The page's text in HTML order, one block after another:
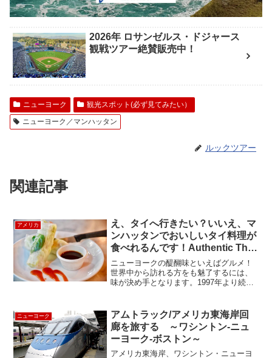
2026年 ロサンゼルス・ドジャース
観戦ツアー絶賛販売中！
ニューヨーク
観光スポット(必ず見てみたい）
ニューヨーク／マンハッタン
ルックツアー
関連記事
アメリカ
え、タイへ行きたい？いいえ、マ
ンハッタンでおいしいタイ料理が
食べれるんです！Authentic Thai
Cuisine
ニューヨークの醍醐味といえばグルメ！
世界中から訪れる方をも魅了するには、
味が決め手となります。1997年より続く
のは、平日の夜7時前。残念だったのは、
ハッピーアワーが過...
ニューヨーク
アムトラック/アメリカ東海岸回
廊を旅する ～ワシントン-ニュ
ーヨーク-ボストン～
アメリカ東海岸、ワシントン・ニューヨ